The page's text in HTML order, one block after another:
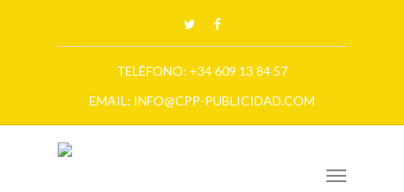
TELÉFONO: +34 609 13 84 57
EMAIL: INFO@CPP-PUBLICIDAD.COM